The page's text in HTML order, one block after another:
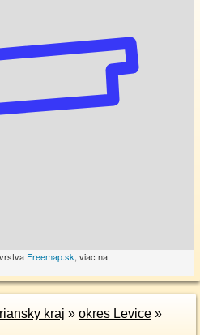
vrstva Freemap.sk, viac na
kraj » okres Levice »